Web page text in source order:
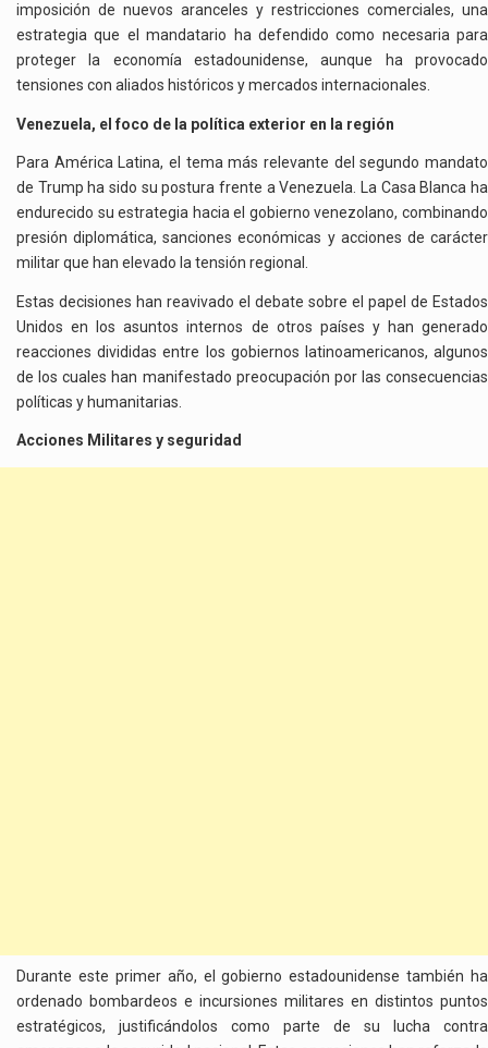
imposición de nuevos aranceles y restricciones comerciales, una
estrategia que el mandatario ha defendido como necesaria para
proteger la economía estadounidense, aunque ha provocado
tensiones con aliados históricos y mercados internacionales.
Venezuela, el foco de la política exterior en la región
Para América Latina, el tema más relevante del segundo mandato
de Trump ha sido su postura frente a Venezuela. La Casa Blanca ha
endurecido su estrategia hacia el gobierno venezolano, combinando
presión diplomática, sanciones económicas y acciones de carácter
militar que han elevado la tensión regional.
Estas decisiones han reavivado el debate sobre el papel de Estados
Unidos en los asuntos internos de otros países y han generado
reacciones divididas entre los gobiernos latinoamericanos, algunos
de los cuales han manifestado preocupación por las consecuencias
políticas y humanitarias.
Acciones Militares y seguridad
Durante este primer año, el gobierno estadounidense también ha
ordenado bombardeos e incursiones militares en distintos puntos
estratégicos, justificándolos como parte de su lucha contra